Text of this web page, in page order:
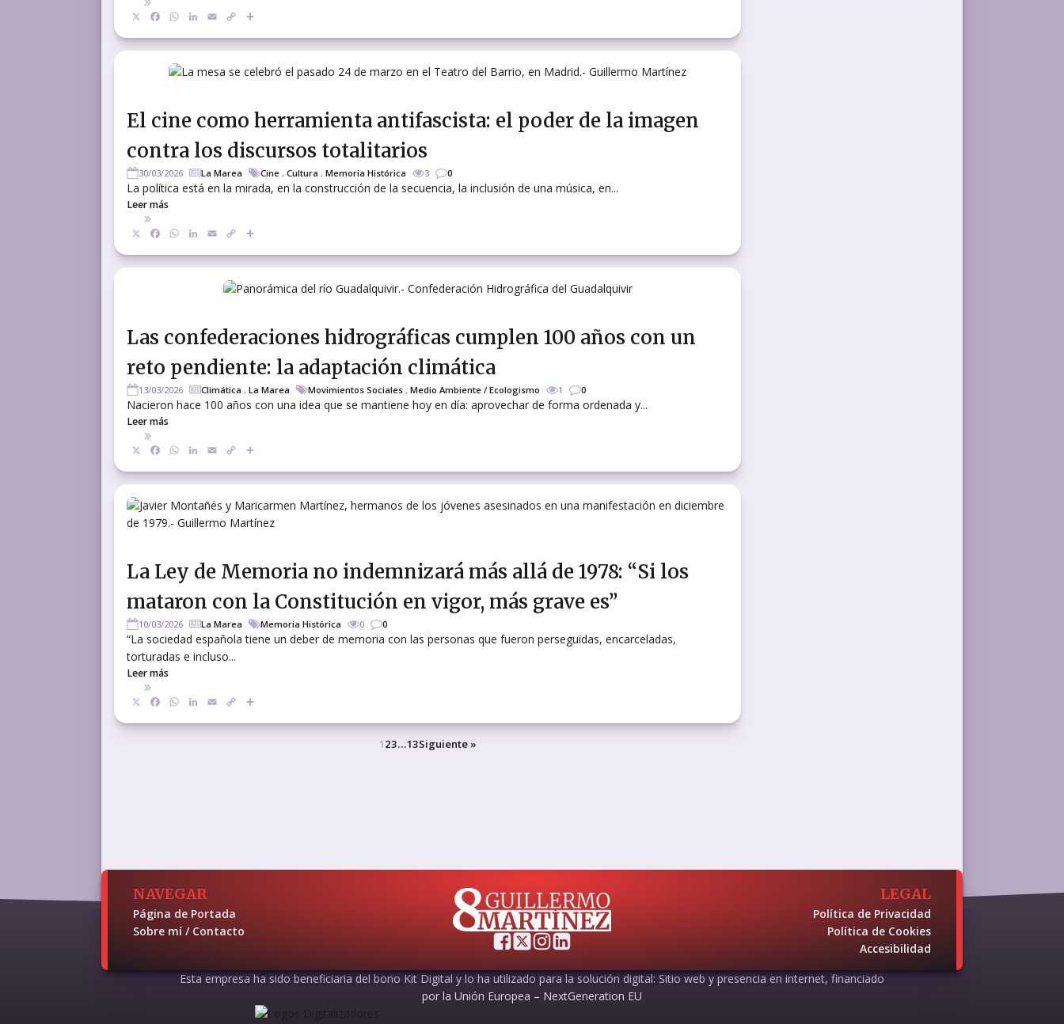
Facebook
WhatsApp
LinkedIn
EmailCopy
El cine como herramienta antifascista: el poder de la imagen
contra los discursos totalitarios
30/03/2026 La Marea Cine , Cultura , Memoria Histórica 3 0
La política está en la mirada, en la construcción de la secuencia, la inclusión de una música, en...
Leer más
Facebook
WhatsApp
LinkedIn
EmailCopy
Las confederaciones hidrográficas cumplen 100 años con un
reto pendiente: la adaptación climática
13/03/2026 Climática , La Marea Movimientos Sociales , Medio Ambiente / Ecologismo 1 0
Nacieron hace 100 años con una idea que se mantiene hoy en día: aprovechar de forma ordenada y...
Leer más
Facebook
WhatsApp
LinkedIn
EmailCopy
La Ley de Memoria no indemnizará más allá de 1978: “Si los
mataron con la Constitución en vigor, más grave es”
10/03/2026 La Marea Memoria Histórica 0 0
“La sociedad española tiene un deber de memoria con las personas que fueron perseguidas, encarceladas,
torturadas e incluso...
Leer más
Facebook
WhatsApp
LinkedIn
EmailCopy
123…13Siguiente »
NAVEGAR
Página de Portada
Sobre mí / Contacto
LEGAL
Política de Privacidad
Política de Cookies
Accesibilidad
Esta empresa ha sido beneficiaria del bono Kit Digital y lo ha utilizado para la solución digital: Sitio web y presencia en internet, financiado
por la Unión Europea – NextGeneration EU